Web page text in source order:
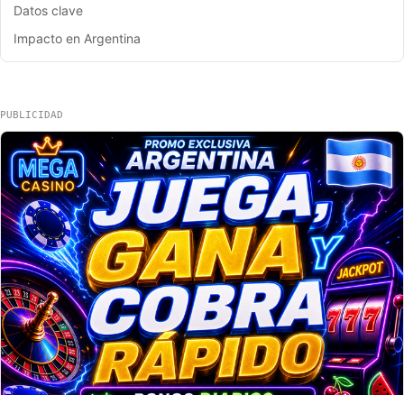
Datos clave
Impacto en Argentina
PUBLICIDAD